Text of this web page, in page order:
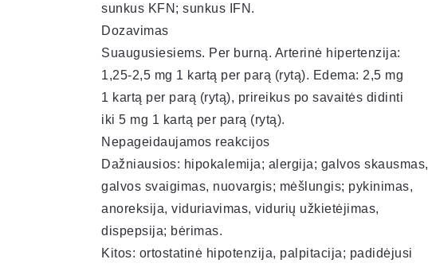
sunkus KFN; sunkus IFN.
Dozavimas
Suaugusiesiems. Per burną. Arterinė hipertenzija:
1,25-2,5 mg 1 kartą per parą (rytą). Edema: 2,5 mg
1 kartą per parą (rytą), prireikus po savaitės didinti
iki 5 mg 1 kartą per parą (rytą).
Nepageidaujamos reakcijos
Dažniausios: hipokalemija; alergija; galvos skausmas,
galvos svaigimas, nuovargis; mėšlungis; pykinimas,
anoreksija, viduriavimas, vidurių užkietėjimas,
dispepsija; bėrimas.
Kitos: ortostatinė hipotenzija, palpitacija; padidėjusi